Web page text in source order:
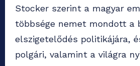
Stocker szerint a magyar
többsége nemet mondott a
elszigetelődés politikájára,
polgári, valamint a világra